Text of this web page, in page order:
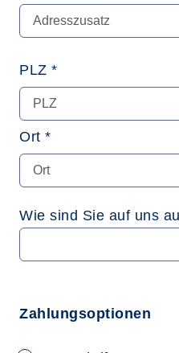
PLZ *
Ort *
Wie sind Sie auf uns
Zahlungsoptionen